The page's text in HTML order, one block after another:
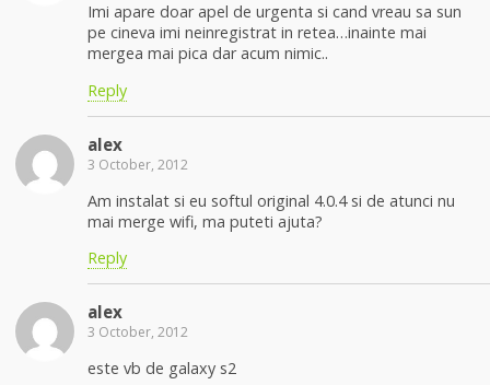
Imi apare doar apel de urgenta si cand vreau sa sun
pe cineva imi neinregistrat in retea…inainte mai
mergea mai pica dar acum nimic..
Reply
alex
3 October, 2012
Am instalat si eu softul original 4.0.4 si de atunci nu
mai merge wifi, ma puteti ajuta?
Reply
alex
3 October, 2012
este vb de galaxy s2